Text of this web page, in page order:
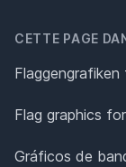
CETTE PAGE
Flaggengrafiken
Flag graphics
Gráficos de